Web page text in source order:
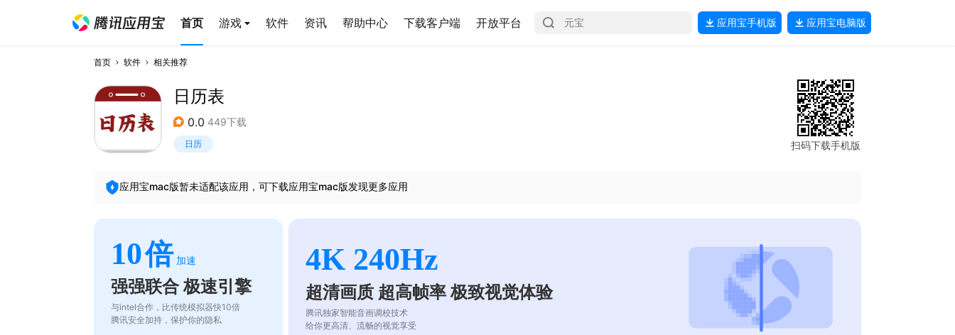
首页 游戏 软件 资讯 帮助中心 下载客户端 开放平台 应用宝手机版 应用宝电脑版
首页 软件 相关推荐
日历表
0.0 449下载
日历 扫码下载手机版
应用宝mac版暂未适配该应用，可下载应用宝mac版发现更多应用
10倍 加速
强强联合 极速引擎
与intel合作，比传统模拟器快10倍
腾讯安全加持，保护你的隐私
4K 240Hz
超清画质 超高帧率 极致视觉体验
腾讯独家智能音画调校技术
给你更高清、流畅的视觉享受